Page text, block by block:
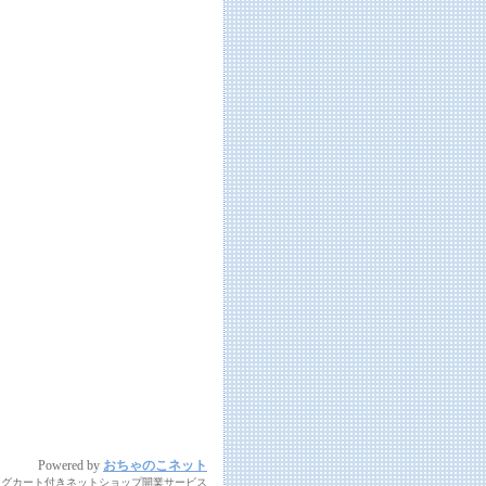
Powered by おちゃのこネット
カート付きネットショップ開業サービス